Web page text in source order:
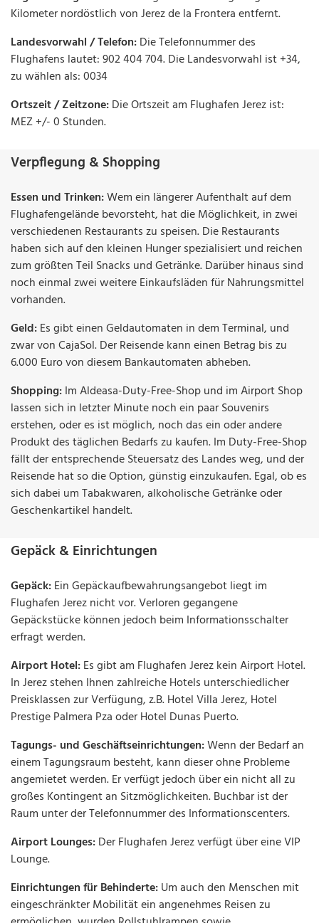
Kilometer nordöstlich von Jerez de la Frontera entfernt.
Landesvorwahl / Telefon:Die Telefonnummer des
Flughafens lautet: 902 404 704. Die Landesvorwahl ist +34,
zu wählen als: 0034
Ortszeit / Zeitzone:Die Ortszeit am Flughafen Jerez ist:
MEZ +/- 0 Stunden.
Verpflegung & Shopping
Essen und Trinken:Wem ein längerer Aufenthalt auf dem
Flughafengelände bevorsteht, hat die Möglichkeit, in zwei
verschiedenen Restaurants zu speisen. Die Restaurants
haben sich auf den kleinen Hunger spezialisiert und reichen
zum größten Teil Snacks und Getränke. Darüber hinaus sind
noch einmal zwei weitere Einkaufsläden für Nahrungsmittel
vorhanden.
Geld:Es gibt einen Geldautomaten in dem Terminal, und
zwar von CajaSol. Der Reisende kann einen Betrag bis zu
6.000 Euro von diesem Bankautomaten abheben.
Shopping:Im Aldeasa-Duty-Free-Shop und im Airport Shop
lassen sich in letzter Minute noch ein paar Souvenirs
erstehen, oder es ist möglich, noch das ein oder andere
Produkt des täglichen Bedarfs zu kaufen. Im Duty-Free-Shop
fällt der entsprechende Steuersatz des Landes weg, und der
Reisende hat so die Option, günstig einzukaufen. Egal, ob es
sich dabei um Tabakwaren, alkoholische Getränke oder
Geschenkartikel handelt.
Gepäck & Einrichtungen
Gepäck:Ein Gepäckaufbewahrungsangebot liegt im
Flughafen Jerez nicht vor. Verloren gegangene
Gepäckstücke können jedoch beim Informationsschalter
erfragt werden.
Airport Hotel:Es gibt am Flughafen Jerez kein Airport Hotel.
In Jerez stehen Ihnen zahlreiche Hotels unterschiedlicher
Preisklassen zur Verfügung, z.B. Hotel Villa Jerez, Hotel
Prestige Palmera Pza oder Hotel Dunas Puerto.
Tagungs- und Geschäftseinrichtungen:Wenn der Bedarf an
einem Tagungsraum besteht, kann dieser ohne Probleme
angemietet werden. Er verfügt jedoch über ein nicht all zu
großes Kontingent an Sitzmöglichkeiten. Buchbar ist der
Raum unter der Telefonnummer des Informationscenters.
Airport Lounges:Der Flughafen Jerez verfügt über eine VIP
Lounge.
Einrichtungen für Behinderte:Um auch den Menschen mit
eingeschränkter Mobilität ein angenehmes Reisen zu